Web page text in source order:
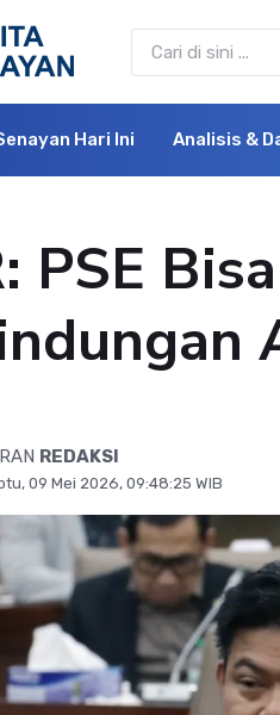
Hari Ini Analisis &
PSE
REDAKSI
09 Mei 2026, 09:48:25 WIB